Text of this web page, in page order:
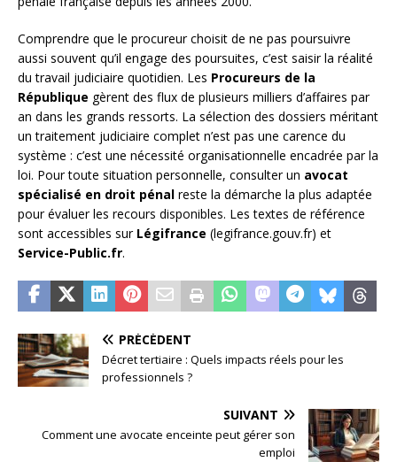
Comprendre que le procureur choisit de ne pas poursuivre
aussi souvent qu’il engage des poursuites, c’est saisir la réalité
du travail judiciaire quotidien. Les Procureurs de la
République gèrent des flux de plusieurs milliers d’affaires par
an dans les grands ressorts. La sélection des dossiers méritant
un traitement judiciaire complet n’est pas une carence du
système : c’est une nécessité organisationnelle encadrée par la
loi. Pour toute situation personnelle, consulter un avocat
spécialisé en droit pénal reste la démarche la plus adaptée
pour évaluer les recours disponibles. Les textes de référence
sont accessibles sur Légifrance (legifrance.gouv.fr) et
Service-Public.fr.
PRÉCÉDENT
Décret tertiaire : Quels impacts réels pour les
professionnels ?
SUIVANT
Comment une avocate enceinte peut gérer son
emploi